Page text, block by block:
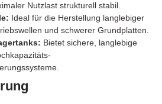
Nutzlast strukturell stabil.
Ideal für die Herstellung langlebiger
und schwerer Grundplatten.
Bietet sichere, langlebige